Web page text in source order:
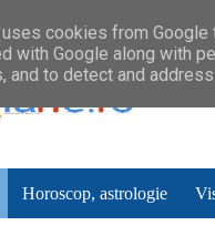
Horoscop, astrologie
cookies from Google
with Google along with
and to detect and